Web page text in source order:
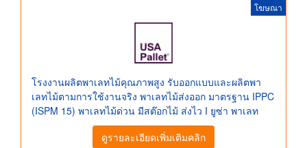
โฆษณา
โรงงานผลิตพาเลทไม้คุณภาพสูง รับออกแบบและผลิตพา
เลทไม้ตามการใช้งานจริง พาเลทไม้ส่งออก มาตรฐาน IPPC
(ISPM 15) พาเลทไม้ด่วน มีสต๊อกไม้ ส่งไว I ยูซ่า พาเลท
ดูรายละเอียดเพิ่มเติมคลิก